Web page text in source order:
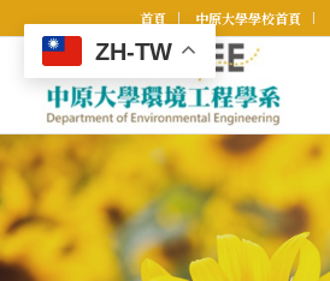
首頁 中原大學學校首頁
ZH-TW